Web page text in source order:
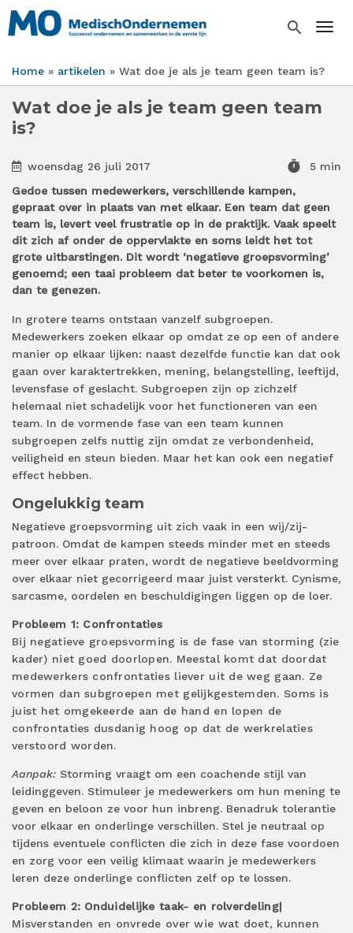
Overslaan
en
inhoud
search
Home artikelen Wat doe je als je team geen team is?
Wat doe je als je team geen team
is?
woensdag 26 juli 2017 timer
5 min
Gedoe tussen medewerkers, verschillende kampen,
gepraat over in plaats van met elkaar. Een team dat geen
team is, levert veel frustratie op in de praktijk. Vaak speelt
dit zich af onder de oppervlakte en soms leidt het tot
grote uitbarstingen. Dit wordt ‘negatieve groepsvorming’
genoemd; een taai probleem dat beter te voorkomen is,
dan te genezen.
In grotere teams ontstaan vanzelf subgroepen.
Medewerkers zoeken elkaar op omdat ze op een of andere
manier op elkaar lijken: naast dezelfde functie kan dat ook
gaan over karaktertrekken, mening, belangstelling, leeftijd,
levensfase of geslacht. Subgroepen zijn op zichzelf
helemaal niet schadelijk voor het functioneren van een
team. In de vormende fase van een team kunnen
subgroepen zelfs nuttig zijn omdat ze verbondenheid,
veiligheid en steun bieden. Maar het kan ook een negatief
effect hebben.
Ongelukkig team
Negatieve groepsvorming uit zich vaak in een wij/zij-
patroon. Omdat de kampen steeds minder met en steeds
meer over elkaar praten, wordt de negatieve beeldvorming
over elkaar niet gecorrigeerd maar juist versterkt. Cynisme,
sarcasme, oordelen en beschuldigingen liggen op de loer.
Probleem 1: Confrontaties
Bij negatieve groepsvorming is de fase van storming (zie
kader) niet goed doorlopen. Meestal komt dat doordat
medewerkers confrontaties liever uit de weg gaan. Ze
vormen dan subgroepen met gelijkgestemden. Soms is
juist het omgekeerde aan de hand en lopen de
confrontaties dusdanig hoog op dat de werkrelaties
verstoord worden.
Aanpak: Storming vraagt om een coachende stijl van
leidinggeven. Stimuleer je medewerkers om hun mening te
geven en beloon ze voor hun inbreng. Benadruk tolerantie
voor elkaar en onderlinge verschillen. Stel je neutraal op
tijdens eventuele conflicten die zich in deze fase voordoen
en zorg voor een veilig klimaat waarin je medewerkers
leren deze onderlinge conflicten zelf op te lossen.
Probleem 2: Onduidelijke taak- en rolverdeling|
Misverstanden en onvrede over wie wat doet, kunnen